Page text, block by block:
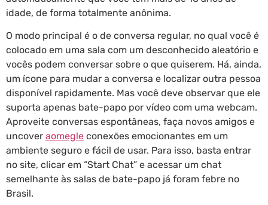
idade, de forma totalmente anônima.
O modo principal é o de conversa regular, no qual você é
colocado em uma sala com um desconhecido aleatório e
vocês podem conversar sobre o que quiserem. Há, ainda,
um ícone para mudar a conversa e localizar outra pessoa
disponível rapidamente. Mas você deve observar que ele
suporta apenas bate-papo por vídeo com uma webcam.
Aproveite conversas espontâneas, faça novos amigos e
uncover aomegle conexões emocionantes em um
ambiente seguro e fácil de usar. Para isso, basta entrar
no site, clicar em “Start Chat” e acessar um chat
semelhante às salas de bate-papo já foram febre no
Brasil.